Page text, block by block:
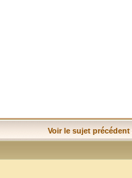
Voir le sujet précédent